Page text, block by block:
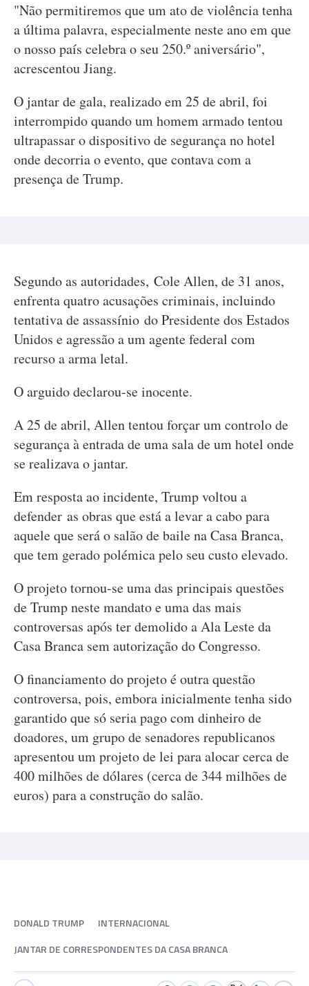
"Não permitiremos que um ato de violência tenha
a última palavra, especialmente neste ano em que
o nosso país celebra o seu 250.º aniversário",
acrescentou Jiang.
O jantar de gala, realizado em 25 de abril, foi
interrompido quando um homem armado tentou
ultrapassar o dispositivo de segurança no hotel
onde decorria o evento, que contava com a
presença de Trump.
Segundo as autoridades, Cole Allen, de 31 anos,
enfrenta quatro acusações criminais, incluindo
tentativa de assassínio do Presidente dos Estados
Unidos e agressão a um agente federal com
recurso a arma letal.
O arguido declarou-se inocente.
A 25 de abril, Allen tentou forçar um controlo de
segurança à entrada de uma sala de um hotel onde
se realizava o jantar.
Em resposta ao incidente, Trump voltou a
defender as obras que está a levar a cabo para
aquele que será o salão de baile na Casa Branca,
que tem gerado polémica pelo seu custo elevado.
O projeto tornou-se uma das principais questões
de Trump neste mandato e uma das mais
controversas após ter demolido a Ala Leste da
Casa Branca sem autorização do Congresso.
O financiamento do projeto é outra questão
controversa, pois, embora inicialmente tenha sido
garantido que só seria pago com dinheiro de
doadores, um grupo de senadores republicanos
apresentou um projeto de lei para alocar cerca de
400 milhões de dólares (cerca de 344 milhões de
euros) para a construção do salão.
DONALD TRUMP
INTERNACIONAL
JANTAR DE CORRESPONDENTES DA CASA BRANCA